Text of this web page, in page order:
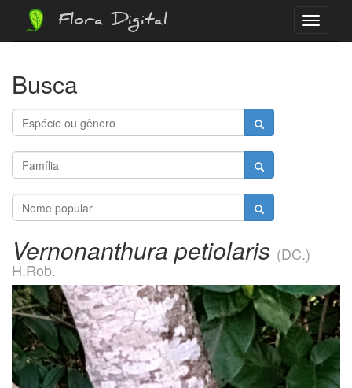
Menu
Flora Digital
Busca
Vernonanthura petiolaris (DC.)
H.Rob.